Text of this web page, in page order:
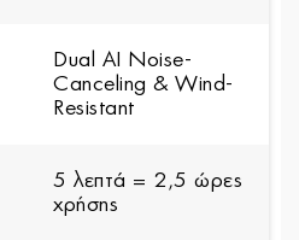
Dual AI Noise-
Canceling & Wind-
Resistant
5 λεπτά = 2,5 ώρες
χρήσης